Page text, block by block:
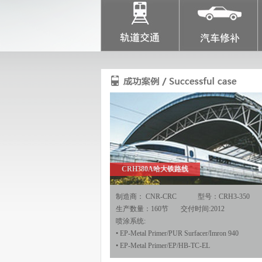
CRH3-350京津线郑西线武广线湖宁线湖杭线
制造商： CNR-TC 型号:Siemens Velaro
生产数量：640节 交付使用时间：2007-2010
喷涂系统:
• EP-Metal Primer/PUR Surfacer/Imron 940
• EP-Metal Primer/EP/HB-TC-EL